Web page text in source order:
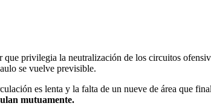
privilegia la neutralización de los circuitos
se vuelve previsible.
es lenta y la falta de un nueve de área que
mutuamente.